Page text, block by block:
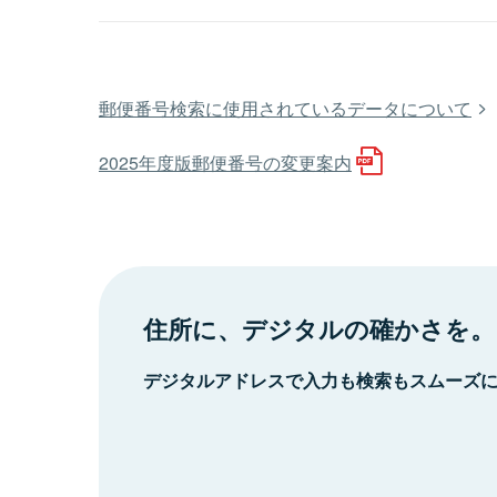
郵便番号検索に使用されているデータについて
2025年度版郵便番号の変更案内
住所に、デジタルの確かさを。
デジタルアドレスで入力も検索もスムーズ